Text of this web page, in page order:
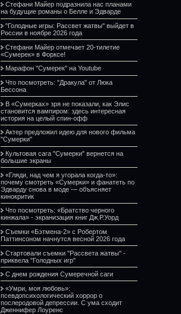
Стефани Майер подразнила нас планами
на будущие романы о Белле и Эдварде
"Голодные игры: Рассвет жатвы" выйдет в
России в ноябре 2026 года
Стефани Майер отмечает 20-тилетие
«Сумерек» в Форксе!
Марафон "Сумерек" на Youtube
Что посмотреть: "Дракула" от Люка
Бессона
В «Сумерках» зря не показали, как Элис
становится вампиром: здесь интересная
история на целый спин-офф
Актер предложил идею для нового фильма
"Сумерки"
Культовая сага "Сумерки" вернется на
большие экраны
«Гляди, над чем я угорала когда-то»:
почему смотреть «Сумерки» и фанатеть по
Эдварду снова в моде — объясняет
кинокритик
Что посмотреть: «Братство черного
кинжала» - экранизация книг Дж.Р.Уорд
Съемки «Бэтмена-2» с Робертом
Паттинсоном начнутся весной 2026 года
Стартовали съемки "Рассвета жатвы" -
приквела "Голодных игр"
С днем рождения Сумеречной саги
«Умри, моя любовь»:
псевдопсихологический хоррор о
послеродовой депрессии. С ума сходит
Дженнифер Лоуренс